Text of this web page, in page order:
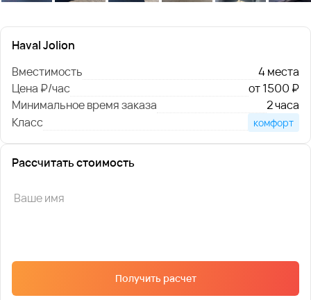
Haval Jolion
Вместимость
4 места
Цена ₽/час
от 1500 ₽
Минимальное время заказа
2 часа
Класс
комфорт
Рассчитать стоимость
Получить расчет